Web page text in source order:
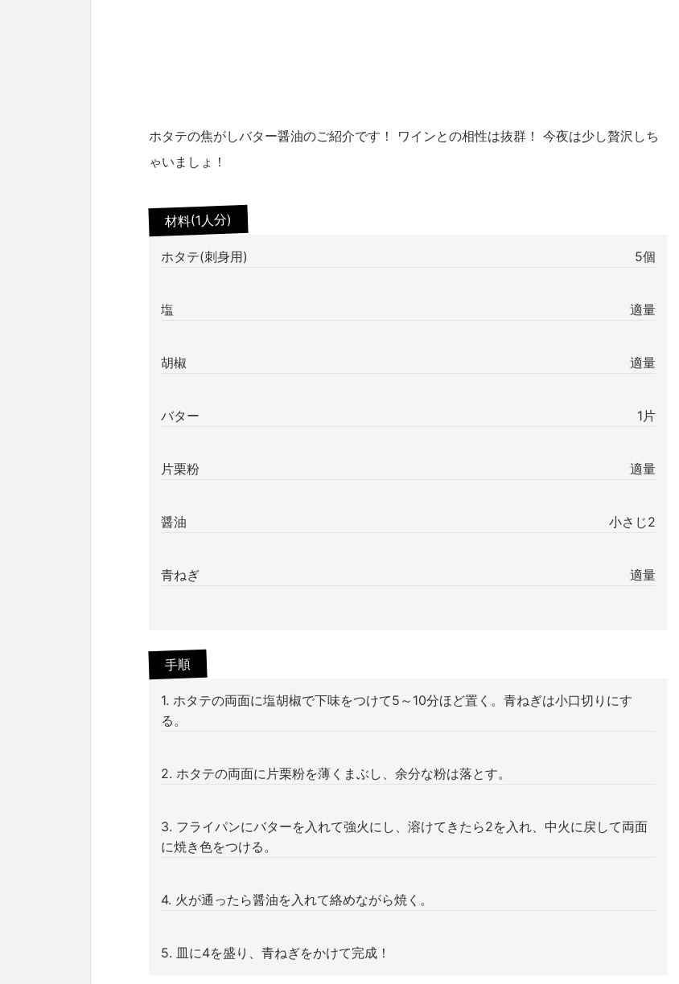
ホタテの焦がしバター醤油のご紹介です！ ワインとの相性は抜群！ 今夜は少し贅沢しち
ゃいましょ！
材料(1人分)
ホタテ(刺身用) 5個
塩 適量
胡椒 適量
バター 1片
片栗粉 適量
醤油 小さじ2
青ねぎ 適量
手順
1. ホタテの両面に塩胡椒で下味をつけて5～10分ほど置く。青ねぎは小口切りにす
る。
2. ホタテの両面に片栗粉を薄くまぶし、余分な粉は落とす。
3. フライパンにバターを入れて強火にし、溶けてきたら2を入れ、中火に戻して両面
に焼き色をつける。
4. 火が通ったら醤油を入れて絡めながら焼く。
5. 皿に4を盛り、青ねぎをかけて完成！